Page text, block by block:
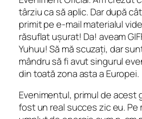
târziu ca să aplic. Dar după
primit pe e-mail materialul
răsuflat ușurat! Da! aveam
Yuhuu! Să mă scuzați, dar
mândru să fi avut singurul
din toată zona asta a Europei.
Evenimentul, primul de acest
fost un real succes zic eu. Pe